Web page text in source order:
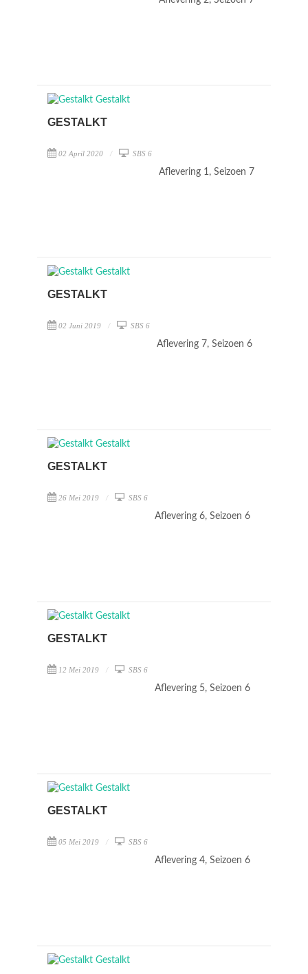
GESTALKT
02 April 2020 SBS 6
Aflevering 1, Seizoen 7
GESTALKT
02 Juni 2019 SBS 6
Aflevering 7, Seizoen 6
GESTALKT
26 Mei 2019 SBS 6
Aflevering 6, Seizoen 6
GESTALKT
12 Mei 2019 SBS 6
Aflevering 5, Seizoen 6
GESTALKT
05 Mei 2019 SBS 6
Aflevering 4, Seizoen 6